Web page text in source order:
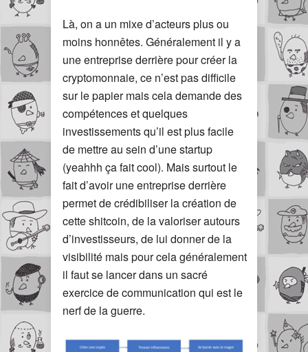
Là, on a un mixe d’acteurs plus ou
moins honnêtes. Généralement il y a
une entreprise derrière pour créer la
cryptomonnaie, ce n’est pas difficile
sur le papier mais cela demande des
compétences et quelques
investissements qu’il est plus facile
de mettre au sein d’une startup
(yeahhh ça fait cool). Mais surtout le
fait d’avoir une entreprise derrière
permet de crédibiliser la création de
cette shitcoin, de la valoriser autours
d’investisseurs, de lui donner de la
visibilité mais pour cela généralement
il faut se lancer dans un sacré
exercice de communication qui est le
nerf de la guerre.